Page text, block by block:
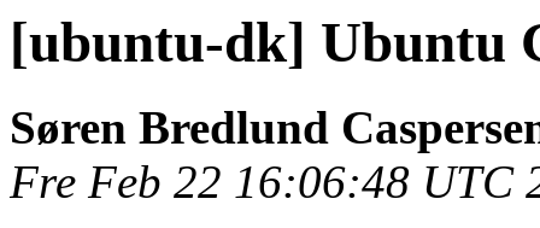
[ubuntu-dk] Ubuntu
Søren Bredlund
Fre Feb 22 16:06:48 UTC